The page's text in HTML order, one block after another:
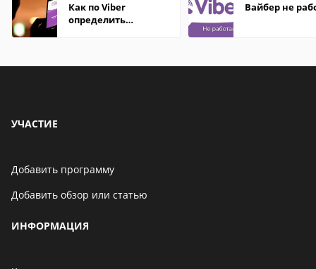
Как по Viber
определить
Вайбер не
УЧАСТИЕ
Добавить программу
Добавить обзор или статью
ИНФОРМАЦИЯ